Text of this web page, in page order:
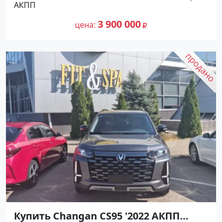
3900000 рублей, объявление №27189
на сайте Авторынок23
АКПП
цена 3 900 000
Купить Changan CS95 '2022 АКПП